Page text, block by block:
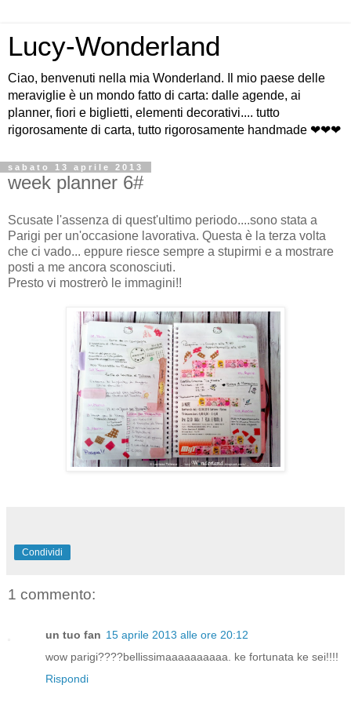
Lucy-Wonderland
Ciao, benvenuti nella mia Wonderland. Il mio paese delle
meraviglie è un mondo fatto di carta: dalle agende, ai
planner, fiori e biglietti, elementi decorativi.... tutto
rigorosamente di carta, tutto rigorosamente handmade ❤❤❤
sabato 13 aprile 2013
week planner 6#
Scusate l'assenza di quest'ultimo periodo....sono stata a
Parigi per un'occasione lavorativa. Questa è la terza volta
che ci vado... eppure riesce sempre a stupirmi e a mostrare
posti a me ancora sconosciuti.
Presto vi mostrerò le immagini!!
Condividi
1 commento:
un tuo fan 15 aprile 2013 alle ore 20:12
wow parigi????bellissimaaaaaaaaaa. ke fortunata ke sei!!!!
Rispondi